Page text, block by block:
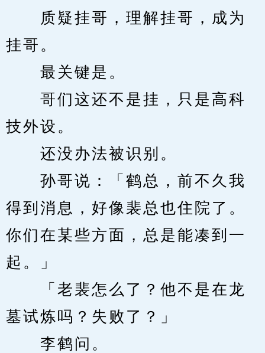
质疑挂哥，理解挂哥，成为
挂哥。
最关键是。
哥们这还不是挂，只是高科
技外设。
还没办法被识别。
孙哥说：「鹤总，前不久我
得到消息，好像裴总也住院了。
你们在某些方面，总是能凑到一
起。」
「老裴怎么了？他不是在龙
墓试炼吗？失败了？」
李鹤问。